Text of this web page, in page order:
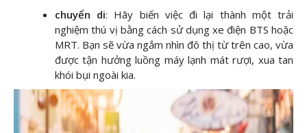
chuyển di: Hãy biến việc đi lại thành một trải
nghiệm thú vị bằng cách sử dụng xe điện BTS hoặc
MRT. Bạn sẽ vừa ngắm nhìn đô thị từ trên cao, vừa
được tận hưởng luồng máy lạnh mát rượi, xua tan
khói bụi ngoài kia.